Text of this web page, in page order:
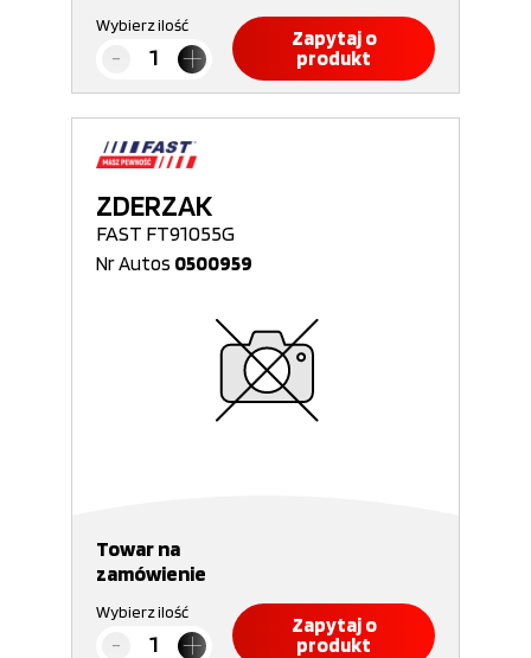
Wybierz ilość
Zapytaj o
produkt
ZDERZAK
FAST FT91055G
Nr Autos 0500959
Towar na
zamówienie
Wybierz ilość
Zapytaj o
produkt